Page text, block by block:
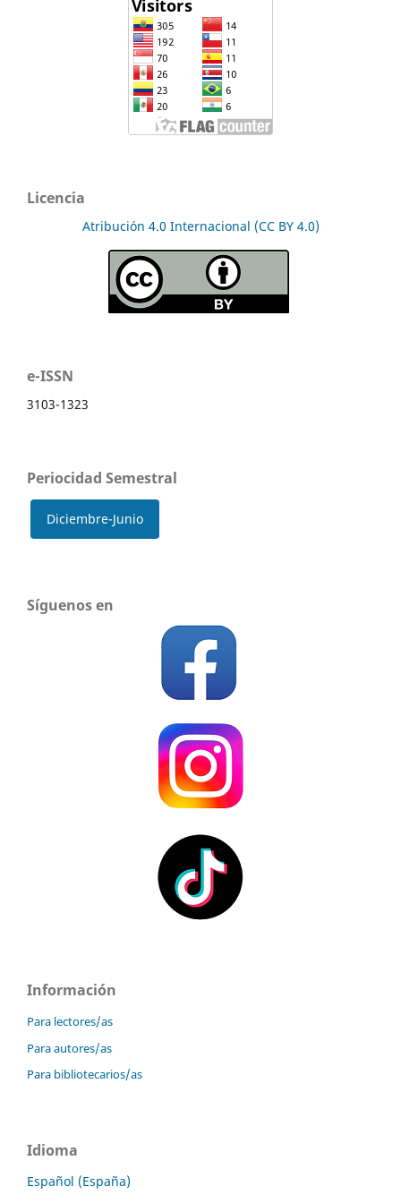
Licencia
Atribución 4.0 Internacional (CC BY 4.0)
e-ISSN
3103-1323
Periocidad Semestral
Diciembre-Junio
Síguenos en
Información
Para lectores/as
Para autores/as
Para bibliotecarios/as
Idioma
Español (España)